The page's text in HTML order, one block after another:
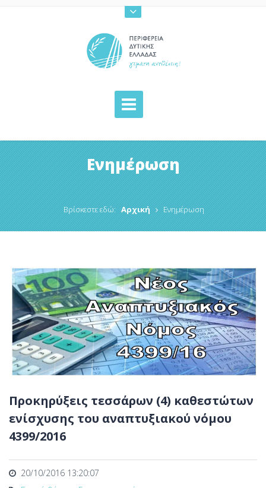
Ενημέρωση
Βρίσκεστε εδώ: Αρχική Ενημέρωση
Προκηρύξεις τεσσάρων (4) καθεστώτων
ενίσχυσης του αναπτυξιακού νόμου
4399/2016
20/10/2016 13:20:07